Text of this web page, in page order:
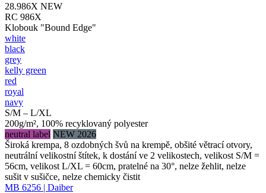
28.986X NEW
RC 986X
Klobouk "Bound Edge"
white
black
grey
kelly green
red
royal
navy
S/M – L/XL
200g/m², 100% recyklovaný polyester
neutral label NEW 2026
Široká krempa, 8 ozdobných švů na krempě, obšité větrací otvory,
neutrální velikostní štítek, k dostání ve 2 velikostech, velikost S/M =
56cm, velikost L/XL = 60cm, pratelné na 30°, nelze žehlit, nelze
sušit v sušičce, nelze chemicky čistit
MB 6256 | Daiber